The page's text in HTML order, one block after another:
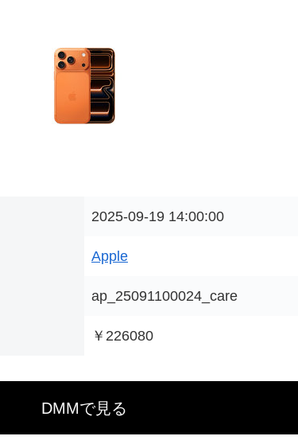
2025-09-19 14:00:00
Apple
ap_25091100024_care
￥226080
DMMで見る